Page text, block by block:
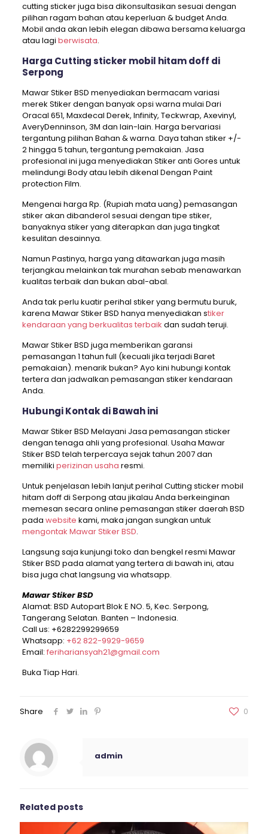
cutting sticker juga bisa dikonsultasikan sesuai dengan
pilihan ragam bahan atau keperluan & budget Anda.
Mobil anda akan lebih elegan dibawa bersama keluarga
atau lagi berwisata.
Harga Cutting sticker mobil hitam doff di
Serpong
Mawar Stiker BSD menyediakan bermacam variasi
merek Stiker dengan banyak opsi warna mulai Dari
Oracal 651, Maxdecal Derek, Infinity, Teckwrap, Axevinyl,
AveryDenninson, 3M dan lain-lain. Harga bervariasi
tergantung pilihan Bahan & warna. Daya tahan stiker +/-
2 hingga 5 tahun, tergantung pemakaian. Jasa
profesional ini juga menyediakan Stiker anti Gores untuk
melindungi Body atau lebih dikenal Dengan Paint
protection Film.
Mengenai harga Rp. (Rupiah mata uang) pemasangan
stiker akan dibanderol sesuai dengan tipe stiker,
banyaknya stiker yang diterapkan dan juga tingkat
kesulitan desainnya.
Namun Pastinya, harga yang ditawarkan juga masih
terjangkau melainkan tak murahan sebab menawarkan
kualitas terbaik dan bukan abal-abal.
Anda tak perlu kuatir perihal stiker yang bermutu buruk,
karena Mawar Stiker BSD hanya menyediakan stiker
kendaraan yang berkualitas terbaik dan sudah teruji.
Mawar Stiker BSD juga memberikan garansi
pemasangan 1 tahun full (kecuali jika terjadi Baret
pemakaian). menarik bukan? Ayo kini hubungi kontak
tertera dan jadwalkan pemasangan stiker kendaraan
Anda.
Hubungi Kontak di Bawah ini
Mawar Stiker BSD Melayani Jasa pemasangan sticker
dengan tenaga ahli yang profesional. Usaha Mawar
Stiker BSD telah terpercaya sejak tahun 2007 dan
memiliki perizinan usaha resmi.
Untuk penjelasan lebih lanjut perihal Cutting sticker mobil
hitam doff di Serpong atau jikalau Anda berkeinginan
memesan secara online pemasangan stiker daerah BSD
pada website kami, maka jangan sungkan untuk
mengontak Mawar Stiker BSD.
Langsung saja kunjungi toko dan bengkel resmi Mawar
Stiker BSD pada alamat yang tertera di bawah ini, atau
bisa juga chat langsung via whatsapp.
Mawar Stiker BSD
Alamat: BSD Autopart Blok E NO. 5, Kec. Serpong,
Tangerang Selatan. Banten – Indonesia.
Call us: +6282299299659
Whatsapp: +62 822-9929-9659
Email: ferihariansyah21@gmail.com
Buka Tiap Hari.
Share 0
admin
Related posts